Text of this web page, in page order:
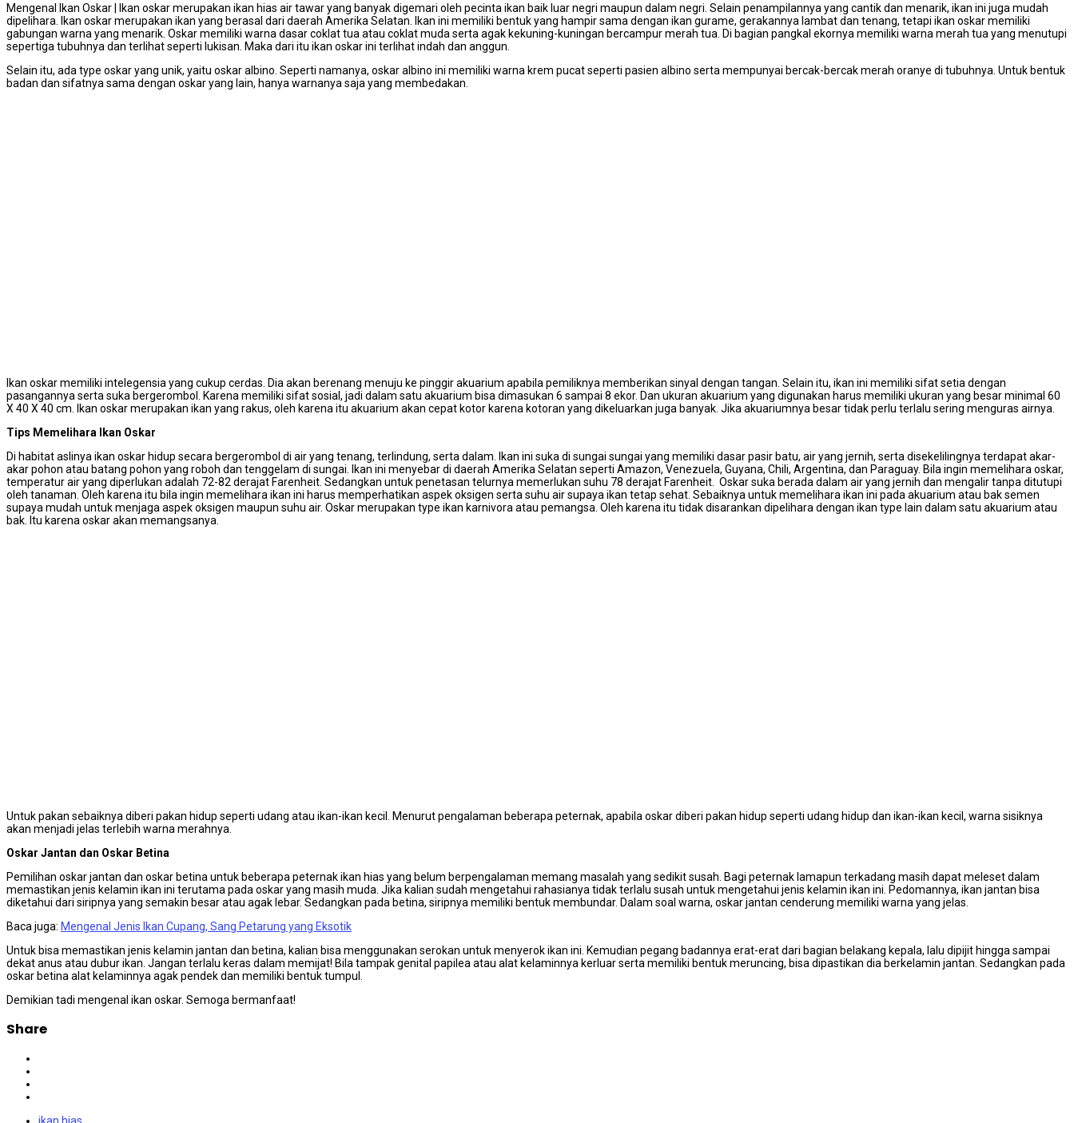
Mengenal Ikan Oskar | Ikan oskar merupakan ikan hias air tawar yang banyak digemari oleh pecinta ikan baik luar negri maupun dalam negri. Selain penampilannya yang cantik dan menarik, ikan ini juga mudah
dipelihara. Ikan oskar merupakan ikan yang berasal dari daerah Amerika Selatan. Ikan ini memiliki bentuk yang hampir sama dengan ikan gurame, gerakannya lambat dan tenang, tetapi ikan oskar memiliki
gabungan warna yang menarik. Oskar memiliki warna dasar coklat tua atau coklat muda serta agak kekuning-kuningan bercampur merah tua. Di bagian pangkal ekornya memiliki warna merah tua yang menutupi
sepertiga tubuhnya dan terlihat seperti lukisan. Maka dari itu ikan oskar ini terlihat indah dan anggun.
Selain itu, ada type oskar yang unik, yaitu oskar albino. Seperti namanya, oskar albino ini memiliki warna krem pucat seperti pasien albino serta mempunyai bercak-bercak merah oranye di tubuhnya. Untuk bentuk
badan dan sifatnya sama dengan oskar yang lain, hanya warnanya saja yang membedakan.
Ikan oskar memiliki intelegensia yang cukup cerdas. Dia akan berenang menuju ke pinggir akuarium apabila pemiliknya memberikan sinyal dengan tangan. Selain itu, ikan ini memiliki sifat setia dengan
pasangannya serta suka bergerombol. Karena memiliki sifat sosial, jadi dalam satu akuarium bisa dimasukan 6 sampai 8 ekor. Dan ukuran akuarium yang digunakan harus memiliki ukuran yang besar minimal 60
X 40 X 40 cm. Ikan oskar merupakan ikan yang rakus, oleh karena itu akuarium akan cepat kotor karena kotoran yang dikeluarkan juga banyak. Jika akuariumnya besar tidak perlu terlalu sering menguras airnya.
Tips Memelihara Ikan Oskar
Di habitat aslinya ikan oskar hidup secara bergerombol di air yang tenang, terlindung, serta dalam. Ikan ini suka di sungai sungai yang memiliki dasar pasir batu, air yang jernih, serta disekelilingnya terdapat akar-
akar pohon atau batang pohon yang roboh dan tenggelam di sungai. Ikan ini menyebar di daerah Amerika Selatan seperti Amazon, Venezuela, Guyana, Chili, Argentina, dan Paraguay. Bila ingin memelihara oskar,
temperatur air yang diperlukan adalah 72-82 derajat Farenheit. Sedangkan untuk penetasan telurnya memerlukan suhu 78 derajat Farenheit. Oskar suka berada dalam air yang jernih dan mengalir tanpa ditutupi
oleh tanaman. Oleh karena itu bila ingin memelihara ikan ini harus memperhatikan aspek oksigen serta suhu air supaya ikan tetap sehat. Sebaiknya untuk memelihara ikan ini pada akuarium atau bak semen
supaya mudah untuk menjaga aspek oksigen maupun suhu air. Oskar merupakan type ikan karnivora atau pemangsa. Oleh karena itu tidak disarankan dipelihara dengan ikan type lain dalam satu akuarium atau
bak. Itu karena oskar akan memangsanya.
Untuk pakan sebaiknya diberi pakan hidup seperti udang atau ikan-ikan kecil. Menurut pengalaman beberapa peternak, apabila oskar diberi pakan hidup seperti udang hidup dan ikan-ikan kecil, warna sisiknya
akan menjadi jelas terlebih warna merahnya.
Oskar Jantan dan Oskar Betina
Pemilihan oskar jantan dan oskar betina untuk beberapa peternak ikan hias yang belum berpengalaman memang masalah yang sedikit susah. Bagi peternak lamapun terkadang masih dapat meleset dalam
memastikan jenis kelamin ikan ini terutama pada oskar yang masih muda. Jika kalian sudah mengetahui rahasianya tidak terlalu susah untuk mengetahui jenis kelamin ikan ini. Pedomannya, ikan jantan bisa
diketahui dari siripnya yang semakin besar atau agak lebar. Sedangkan pada betina, siripnya memiliki bentuk membundar. Dalam soal warna, oskar jantan cenderung memiliki warna yang jelas.
Baca juga: Mengenal Jenis Ikan Cupang, Sang Petarung yang Eksotik
Untuk bisa memastikan jenis kelamin jantan dan betina, kalian bisa menggunakan serokan untuk menyerok ikan ini. Kemudian pegang badannya erat-erat dari bagian belakang kepala, lalu dipijit hingga sampai
dekat anus atau dubur ikan. Jangan terlalu keras dalam memijat! Bila tampak genital papilea atau alat kelaminnya kerluar serta memiliki bentuk meruncing, bisa dipastikan dia berkelamin jantan. Sedangkan pada
oskar betina alat kelaminnya agak pendek dan memiliki bentuk tumpul.
Demikian tadi mengenal ikan oskar. Semoga bermanfaat!
Share